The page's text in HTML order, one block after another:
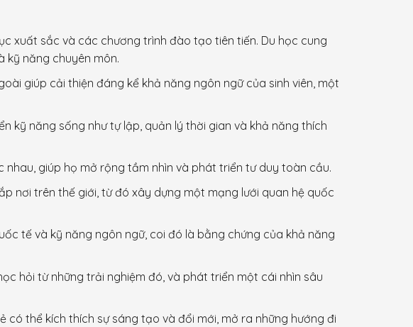
xuất sắc và các chương trình đào tạo tiên tiến. Du học cung
kỹ năng chuyên môn.
giúp cải thiện đáng kể khả năng ngôn ngữ của sinh viên, một
kỹ năng sống như tự lập, quản lý thời gian và khả năng thích
nhau, giúp họ mở rộng tầm nhìn và phát triển tư duy toàn cầu.
nơi trên thế giới, từ đó xây dựng một mạng lưới quan hệ quốc
tế và kỹ năng ngôn ngữ, coi đó là bằng chứng của khả năng
hỏi từ những trải nghiệm đó, và phát triển một cái nhìn sâu
thể kích thích sự sáng tạo và đổi mới, mở ra những hướng đi